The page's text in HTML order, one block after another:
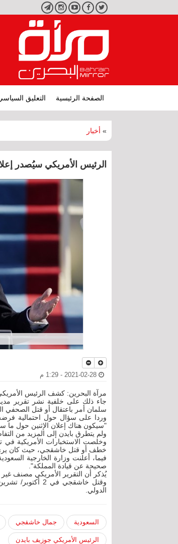
تويتر فيسبوكيوتيوبانستجرامتليجرام
الصفحة الرئيسية التعليق
» أخبار
الرئيس الأمريكي سيُصدر
مرآة البحرين: كشف الرئيس الأمريكي
جاء ذلك على خلفية نشر تقرير
سلمان أمر باعتقال أو قتل
وردا على سؤال حول احتمالية
"سيكون هناك إعلان الإثنين حول
ولم يتطرق بايدن إلى المزيد من
وخلصت الاستخبارات الأمريكية
خطف أو قتل خاشقجي، حيث كان يرى
فيما، أعلنت وزارة الخارجية
صحيحة عن قيادة المملكة".
يُذكر أن التقرير الأمريكي مصنف
الدولي.
السعودية جمال خاشقجي
الرئيس الأمريكي جوزيف بايدن